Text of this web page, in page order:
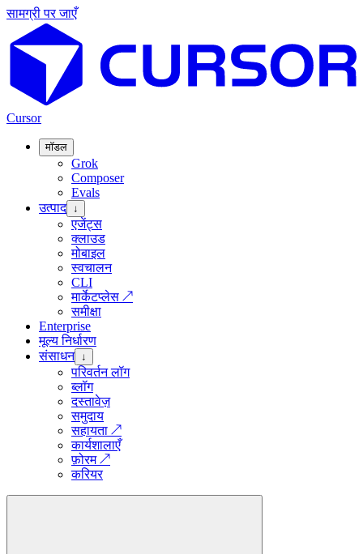
सामग्री पर जाएँ
Cursor
मॉडल
Grok
Composer
Evals
उत्पाद ↓
एजेंट्स
क्लाउड
मोबाइल
स्वचालन
CLI
मार्केटप्लेस ↗
समीक्षा
Enterprise
मूल्य निर्धारण
संसाधन ↓
परिवर्तन लॉग
ब्लॉग
दस्तावेज़
समुदाय
सहायता ↗
कार्यशालाएँ
फ़ोरम↗
करियर